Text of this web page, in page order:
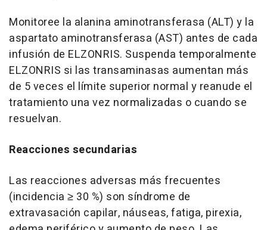
Monitoree la alanina aminotransferasa (ALT) y la
aspartato aminotransferasa (AST) antes de cada
infusión de ELZONRIS. Suspenda temporalmente
ELZONRIS si las transaminasas aumentan más
de 5 veces el límite superior normal y reanude el
tratamiento una vez normalizadas o cuando se
resuelvan.
Reacciones secundarias
Las reacciones adversas más frecuentes
(incidencia ≥ 30 %) son síndrome de
extravasación capilar, náuseas, fatiga, pirexia,